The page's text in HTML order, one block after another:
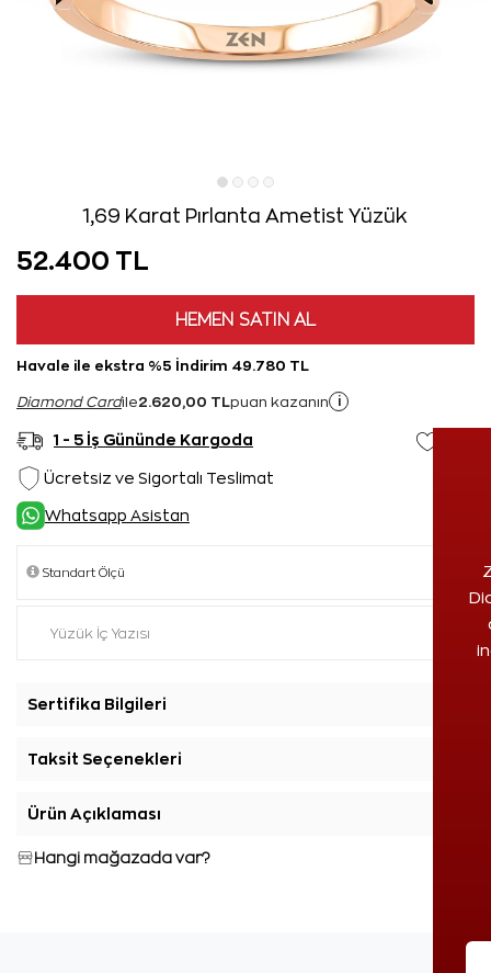
1,69 Karat Pırlanta Ametist Yüzük
52.400 TL
HEMEN SATIN AL
Havale ile ekstra %5 İndirim 49.780 TL
Diamond Cardile2.620,00 TL puan kazanın i
1 - 5 İş Gününde Kargoda
Ücretsiz ve Sigortalı Teslimat
Whatsapp Asistan
Sertifika Bilgileri
Taksit Seçenekleri
Ürün Açıklaması
Hangi mağazada var?